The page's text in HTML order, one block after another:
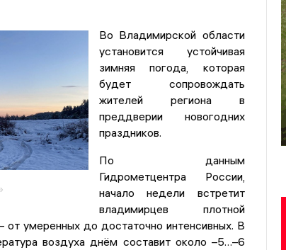
Во Владимирской области
установится устойчивая
зимняя погода, которая
будет сопровождать
жителей региона в
преддверии новогодних
праздников.
По данным
Гидрометцентра России,
начало недели встретит
владимирцев плотной
умеренных до достаточно интенсивных. В
воздуха днём составит около –5…–6